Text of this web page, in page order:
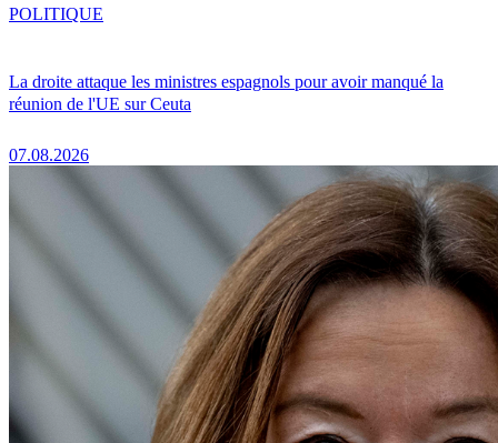
La droite attaque les ministres espagnols pour avoir manqué la
réunion de l'UE sur Ceuta
07.08.2026
POLITIQUE